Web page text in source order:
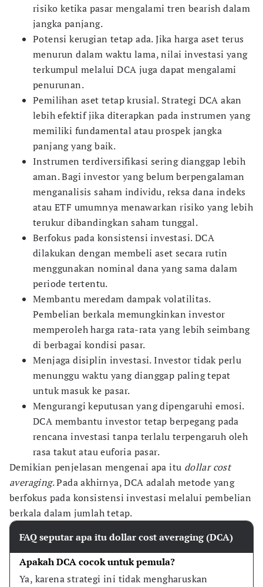
risiko ketika pasar mengalami tren bearish dalam
jangka panjang.
Potensi kerugian tetap ada. Jika harga aset terus
menurun dalam waktu lama, nilai investasi yang
terkumpul melalui DCA juga dapat mengalami
penurunan.
Pemilihan aset tetap krusial. Strategi DCA akan
lebih efektif jika diterapkan pada instrumen yang
memiliki fundamental atau prospek jangka
panjang yang baik.
Instrumen terdiversifikasi sering dianggap lebih
aman. Bagi investor yang belum berpengalaman
menganalisis saham individu, reksa dana indeks
atau ETF umumnya menawarkan risiko yang lebih
terukur dibandingkan saham tunggal.
Berfokus pada konsistensi investasi. DCA
dilakukan dengan membeli aset secara rutin
menggunakan nominal dana yang sama dalam
periode tertentu.
Membantu meredam dampak volatilitas.
Pembelian berkala memungkinkan investor
memperoleh harga rata-rata yang lebih seimbang
di berbagai kondisi pasar.
Menjaga disiplin investasi. Investor tidak perlu
menunggu waktu yang dianggap paling tepat
untuk masuk ke pasar.
Mengurangi keputusan yang dipengaruhi emosi.
DCA membantu investor tetap berpegang pada
rencana investasi tanpa terlalu terpengaruh oleh
rasa takut atau euforia pasar.
Demikian penjelasan mengenai apa itu dollar cost
averaging. Pada akhirnya, DCA adalah metode yang
berfokus pada konsistensi investasi melalui pembelian
berkala dalam jumlah tetap.
FAQ seputar apa itu dollar cost averaging (DCA)
Apakah DCA cocok untuk pemula?
Ya, karena strategi ini tidak mengharuskan